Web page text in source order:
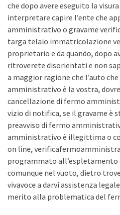
che dopo avere eseguito la
interpretare capire l’ente che
amministrativo o gravame
targa telaio immatricolazione
proprietario e da quando, dopo
ritroverete disorientati e non
a maggior ragione che l’auto
amministrativo è la vostra,
cancellazione di fermo
vizio di notifica, se il gravame è
preavviso di fermo
amministrativo è illegittima o
on line,
programmato all’espletamento
comunque nel vuoto, dietro
vivavoce a darvi assistenza
merito alla problematica del